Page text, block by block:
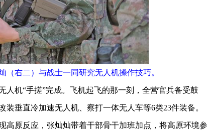
（右二）与战士一同研究无人机操作技巧。
机“手搓”完成。飞机起飞的那一刻，全营官兵备受鼓
垂直冷加速无人机、察打一体无人车等6类23件装备。
原反应，张灿灿带着干部骨干加班加点，将高原环境参